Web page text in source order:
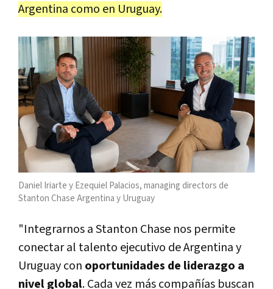
Argentina como en Uruguay.
Daniel Iriarte y Ezequiel Palacios, managing directors de
Stanton Chase Argentina y Uruguay
"Integrarnos a Stanton Chase nos permite
conectar al talento ejecutivo de Argentina y
Uruguay con oportunidades de liderazgo a
nivel global. Cada vez más compañías buscan